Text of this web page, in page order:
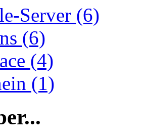
Server (6)
(6)
(4)
(1)